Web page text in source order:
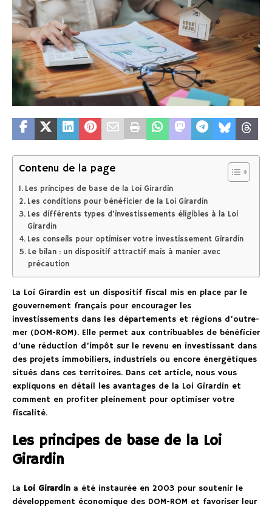
Contenu de la page
Les principes de base de la Loi Girardin
Les conditions pour bénéficier de la Loi Girardin
Les différents types d’investissements éligibles à la Loi
Girardin
Les conseils pour optimiser votre investissement Girardin
Le bilan : un dispositif attractif mais à manier avec
précaution
La Loi Girardin est un dispositif fiscal mis en place par le
gouvernement français pour encourager les
investissements dans les départements et régions d’outre-
mer (DOM-ROM). Elle permet aux contribuables de bénéficier
d’une réduction d’impôt sur le revenu en investissant dans
des projets immobiliers, industriels ou encore énergétiques
situés dans ces territoires. Dans cet article, nous vous
expliquons en détail les avantages de la Loi Girardin et
comment en profiter pleinement pour optimiser votre
fiscalité.
Les principes de base de la Loi
Girardin
La Loi Girardin a été instaurée en 2003 pour soutenir le
développement économique des DOM-ROM et favoriser leur